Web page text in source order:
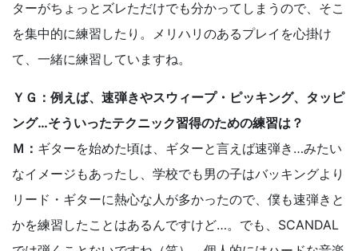
ターがちょっとズレただけでも分かってしまうので、そこ
を集中的に練習したり。メリハリのあるプレイを心掛け
て、一緒に練習していますね。
ＹＧ：例えば、速弾きやスウィープ・ピッキング、タッピ
ング…そういったテクニック習得のための練習は？
Ｍ： ギターを始めた頃は、ギターと言えば速弾き…みたい
なイメージもあったし、学校でも男の子はバッキングより
リード・ギターに熱心な人が多かったので、僕も速弾きと
かを練習したことはあるんですけど…。でも、SCANDAL